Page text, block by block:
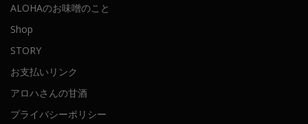
ALOHAのお味噌のこと
Shop
STORY
お支払いリンク
アロハさんの甘酒
プライバシーポリシー